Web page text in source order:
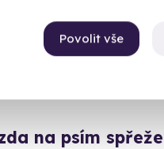
Povolit vše
na psím